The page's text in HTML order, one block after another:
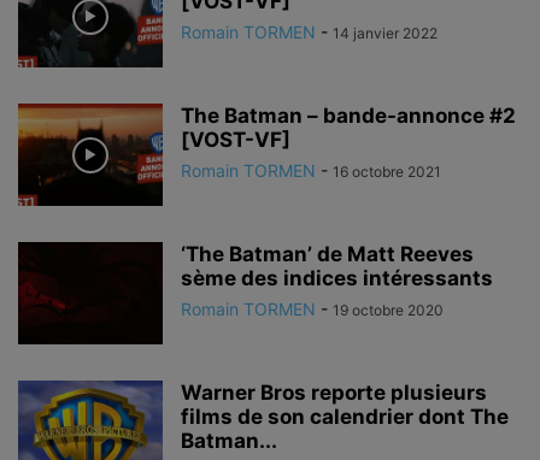
Romain TORMEN - 14 janvier 2022
The Batman – bande-annonce #2
[VOST-VF]
Romain TORMEN - 16 octobre 2021
‘The Batman’ de Matt Reeves
sème des indices intéressants
Romain TORMEN - 19 octobre 2020
Warner Bros reporte plusieurs
films de son calendrier dont The
Batman...